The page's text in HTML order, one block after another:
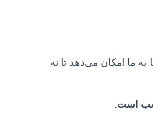
ما امکان می‌دهد تا نه
است.